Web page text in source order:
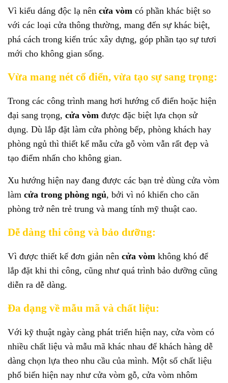
Vì kiểu dáng độc lạ nên cửa vòm có phần khác biệt so
với các loại cửa thông thường, mang đến sự khác biệt,
phá cách trong kiến trúc xây dựng, góp phần tạo sự tươi
mới cho không gian sống.
Vừa mang nét cổ điển, vừa tạo sự sang trọng:
Trong các công trình mang hơi hướng cổ điển hoặc hiện
đại sang trọng, cửa vòm được đặc biệt lựa chọn sử
dụng. Dù lắp đặt làm cửa phòng bếp, phòng khách hay
phòng ngủ thì thiết kế mẫu cửa gỗ vòm vẫn rất đẹp và
tạo điểm nhấn cho không gian.
Xu hướng hiện nay đang được các bạn trẻ dùng cửa vòm
làm cửa trong phòng ngủ, bởi vì nó khiến cho căn
phòng trở nên trẻ trung và mang tính mỹ thuật cao.
Dễ dàng thi công và bảo dưỡng:
Vì được thiết kế đơn giản nên cửa vòm không khó để
lắp đặt khi thi công, cũng như quá trình bảo dưỡng cũng
diễn ra dễ dàng.
Đa dạng về mẫu mã và chất liệu:
Với kỹ thuật ngày càng phát triển hiện nay, cửa vòm có
nhiều chất liệu và mẫu mã khác nhau để khách hàng dễ
dàng chọn lựa theo nhu cầu của mình. Một số chất liệu
phổ biến hiện nay như cửa vòm gỗ, cửa vòm nhôm